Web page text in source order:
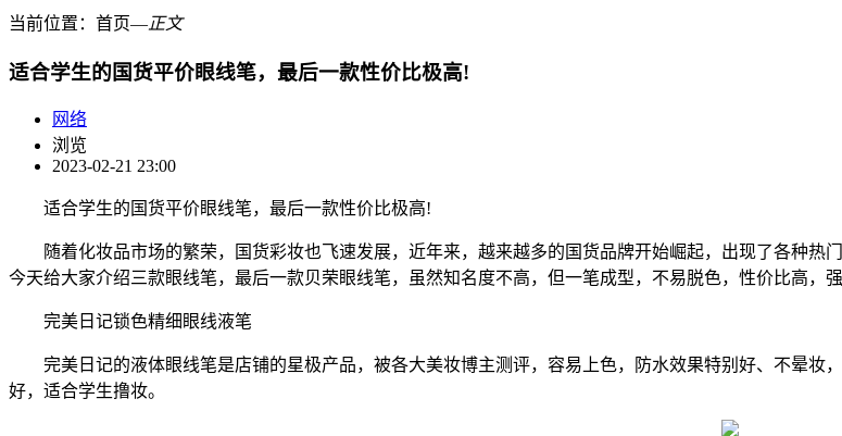
当前位置： 首页―正文
适合学生的国货平价眼线笔，最后一款性价比极高!
网络
浏览
2023-02-21 23:00
适合学生的国货平价眼线笔，最后一款性价比极高!
随着化妆品市场的繁荣，国货彩妆也飞速发展，近年来，越来越多的国货品牌开始崛起，出现了各种热
今天给大家介绍三款眼线笔，最后一款贝荣眼线笔，虽然知名度不高，但一笔成型，不易脱色，性价比高，强
完美日记锁色精细眼线液笔
完美日记的液体眼线笔是店铺的星极产品，被各大美妆博主测评，容易上色，防水效果特别好、不晕妆
好，适合学生撸妆。